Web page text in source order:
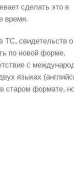
сделать это в
время.
ТС, свидетельств о
по новой форме.
с
языках
старом формате,